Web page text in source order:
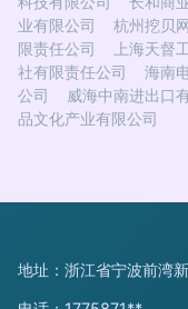
业有限公司
杭州挖贝
限责任公司
上海天督
社有限责任公司
海南
公司
威海中南进出口
品文化产业有限公司
地址：浙江省宁波前湾